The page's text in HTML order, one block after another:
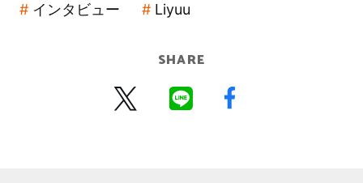
インタビュー Liyuu
SHARE